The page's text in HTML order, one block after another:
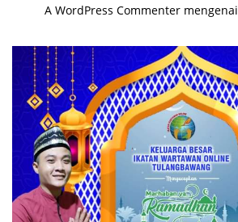
A WordPress Commenter mengenai